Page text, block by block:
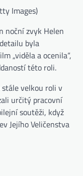
Images)
noční zvyk Helen
byla
„viděla a ocenila“,
této roli.
velkou roli v
určitý pracovní
soutěži, když
Jejího Veličenstva